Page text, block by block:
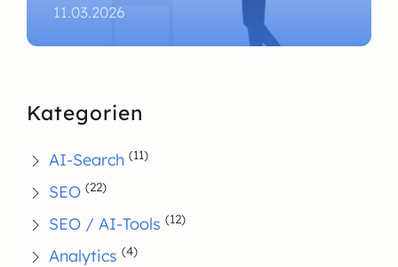
11.03.2026
Kategorien
AI-Search (11)
SEO (22)
SEO / AI-Tools (12)
Analytics (4)